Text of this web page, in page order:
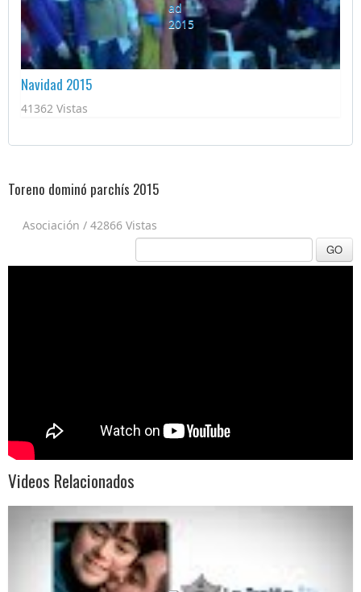
Navidad 2015
41362 Vistas
Toreno dominó parchís 2015
Asociación / 42866 Vistas
GO
Videos Relacionados